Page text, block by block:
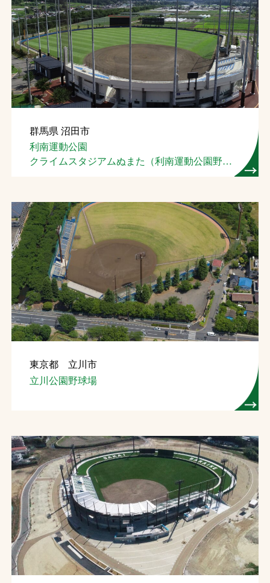
群馬県 沼田市
利南運動公園
クライムスタジアムぬまた（利南運動公園野球
東京都 立川市
立川公園野球場